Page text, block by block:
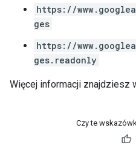
https://
ges
https://
ges.readonly
Więcej informacji znajdziesz
Czy te